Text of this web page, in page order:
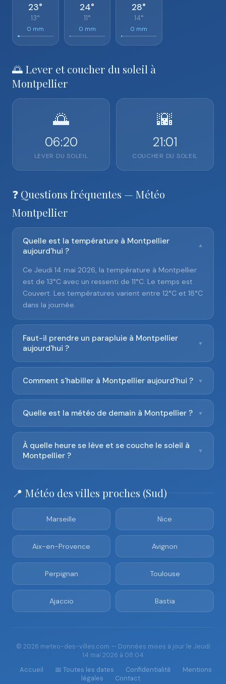
23°
13°
0 mm
24°
11°
0 mm
28°
14°
0 mm
🌅 Lever et coucher du soleil à
Montpellier
🌅
06:20
LEVER DU SOLEIL
🌇
21:01
COUCHER DU SOLEIL
❓ Questions fréquentes — Météo
Montpellier
Quelle est la température à Montpellier
aujourd'hui ?
▼
Ce Jeudi 14 mai 2026, la température à Montpellier
est de 13°C avec un ressenti de 11°C. Le temps est
Couvert. Les températures varient entre 12°C et 18°C
dans la journée.
Faut-il prendre un parapluie à Montpellier
aujourd'hui ?
▼
Comment s'habiller à Montpellier aujourd'hui ? ▼
Quelle est la météo de demain à Montpellier ? ▼
À quelle heure se lève et se couche le soleil à
Montpellier ?
▼
📍 Météo des villes proches (Sud)
Marseille Nice
Aix-en-Provence Avignon
Perpignan Toulouse
Ajaccio Bastia
© 2026 meteo-des-villes.com — Données mises à jour le Jeudi
14 mai 2026 à 08:04
Accueil
📅 Toutes les dates Confidentialité
Mentions
légales
Contact